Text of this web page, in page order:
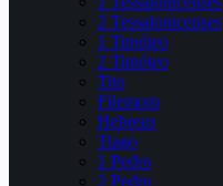
2 Tessalonicenses
1 Timóteo
2 Timóteo
Tito
Filemom
Hebreus
Tiago
1 Pedro
2 Pedro